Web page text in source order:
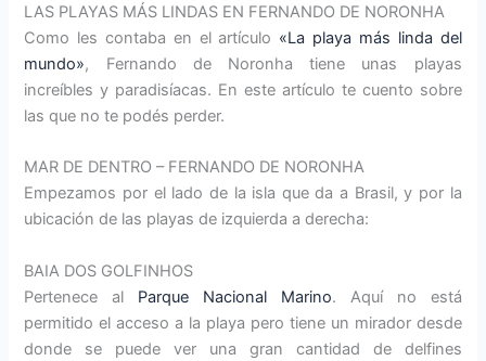
LAS PLAYAS MÁS LINDAS EN FERNANDO DE NORONHA
Como les contaba en el artículo «La playa más linda del
mundo», Fernando de Noronha tiene unas playas
increíbles y paradisíacas. En este artículo te cuento sobre
las que no te podés perder.
MAR DE DENTRO – FERNANDO DE NORONHA
Empezamos por el lado de la isla que da a Brasil, y por la
ubicación de las playas de izquierda a derecha:
BAIA DOS GOLFINHOS
Pertenece al Parque Nacional Marino. Aquí no está
permitido el acceso a la playa pero tiene un mirador desde
donde se puede ver una gran cantidad de delfines